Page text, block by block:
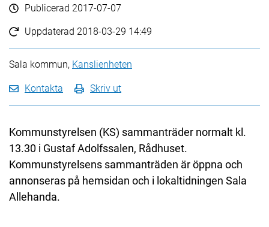
Publicerad 2017-07-07
Uppdaterad 2018-03-29 14:49
Sala kommun, Kanslienheten
Kontakta Skriv ut
Kommunstyrelsen (KS) sammanträder normalt kl.
13.30 i Gustaf Adolfssalen, Rådhuset.
Kommunstyrelsens sammanträden är öppna och
annonseras på hemsidan och i lokaltidningen Sala
Allehanda.